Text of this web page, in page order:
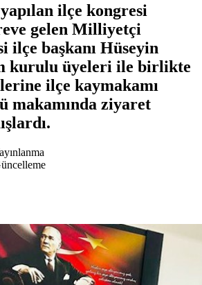
ilçe kongresi
gelen Milliyetçi
ilçe başkanı Hüseyin
kurulu üyeleri ile birlikte
ilçe kaymakamı
makamında ziyaret